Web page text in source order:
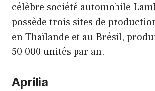
célèbre société automobile
possède trois sites de
en Thaïlande et au Brésil,
50 000 unités par an.
Aprilia